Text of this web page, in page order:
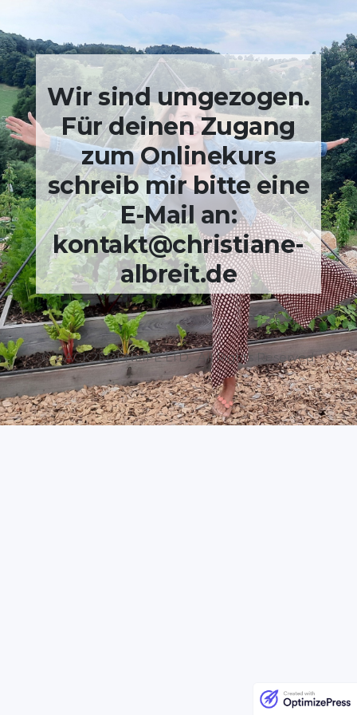
Wir sind umgezogen.
Für deinen Zugang
zum Onlinekurs
schreib mir bitte eine
E-Mail an:
kontakt@christiane-
albreit.de
© BACK2EDENLIFE LTD. All Rights Reserved.